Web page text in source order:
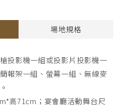
場地規格
投影機一組或投影片投影機一
報架一組、螢幕一組、無線麥
高71cm；宴會廳活動舞台尺